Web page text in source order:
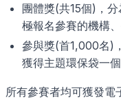
團體獎(共15個)，
極報名參賽的機構
參與獎(首1,000名)
獲得主題環保袋一個
所有參賽者均可獲發電